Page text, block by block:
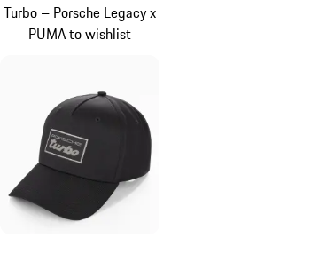
Turbo – Porsche Legacy x
PUMA to wishlist